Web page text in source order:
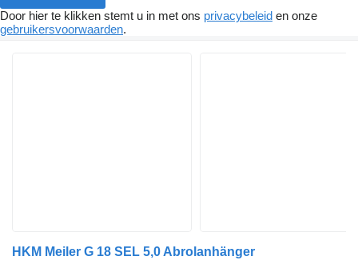
Door hier te klikken stemt u in met ons privacybeleid en onze
gebruikersvoorwaarden.
HKM Meiler G 18 SEL 5,0 Abrolanhänger